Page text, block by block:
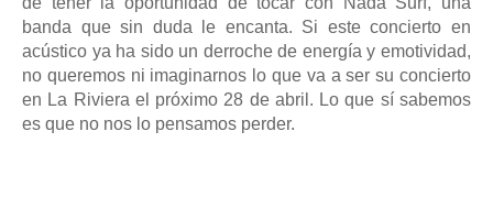
banda que sin duda le encanta. Si este concierto en
acústico ya ha sido un derroche de energía y emotividad,
no queremos ni imaginarnos lo que va a ser su concierto
en La Riviera el próximo 28 de abril. Lo que sí sabemos
es que no nos lo pensamos perder.